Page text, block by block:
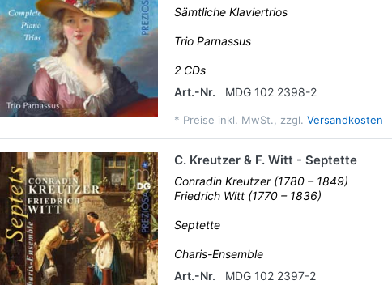
Sämtliche Klaviertrios
Trio Parnassus
2 CDs
Art.-Nr.
MDG 102 2398-2
* Preise inkl. MwSt., zzgl. Versandkosten
C. Kreutzer & F. Witt - Septette
Conradin Kreutzer (1780 – 1849)
Friedrich Witt (1770 – 1836)
Septette
Charis-Ensemble
Art.-Nr.
MDG 102 2397-2